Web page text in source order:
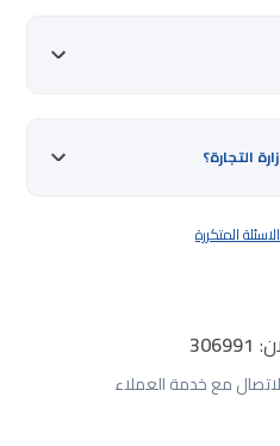
التجارة؟
المتكررة
306991
مع خدمة العملاء